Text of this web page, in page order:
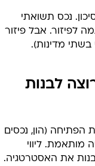
נכס תשואתי
לפיזור. אבל פיזור
מדינות).
לבנות
(הון, נכסים
ליווי
את האסטרטגיה.